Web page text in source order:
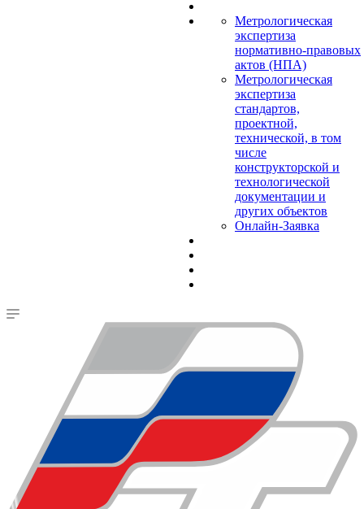
Метрологическая
экспертиза
нормативно-правовых
актов (НПА)
Метрологическая
экспертиза
стандартов,
проектной,
технической, в том
числе
конструкторской и
технологической
документации и
других объектов
Онлайн-Заявка